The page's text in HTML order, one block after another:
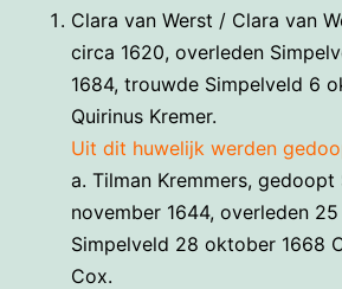
Clara van Werst / Clara van
circa 1620, overleden
1684, trouwde Simpelveld 6
Quirinus Kremer.
Uit dit huwelijk werden
a. Tilman Kremmers, gedoopt
november 1644, overleden
Simpelveld 28 oktober 1668
Cox.